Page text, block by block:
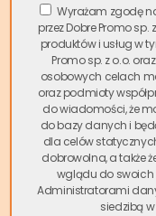
skupu
Milanówka możliwość
Milanówkubez
prestiżowych
Lasockiego, przy ul.
willi, gwarantując
ceny.
Co wyróżnia nasz
wszystkim
Wyrażam zgodę
przez Dobre Promo
produktów i usług w
Promo sp. z o.o.
osobowych celach
oraz podmioty
do wiadomości, że
do bazy danych i
dla celów
dobrowolna, a także
wglądu do
Administratorami
siedzibą